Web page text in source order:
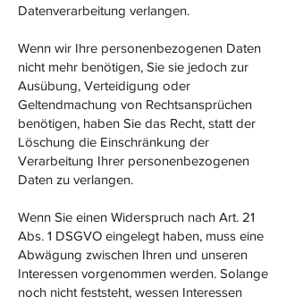
Datenverarbeitung verlangen.
Wenn wir Ihre personenbezogenen Daten
nicht mehr benötigen, Sie sie jedoch zur
Ausübung, Verteidigung oder
Geltendmachung von Rechtsansprüchen
benötigen, haben Sie das Recht, statt der
Löschung die Einschränkung der
Verarbeitung Ihrer personenbezogenen
Daten zu verlangen.
Wenn Sie einen Widerspruch nach Art. 21
Abs. 1 DSGVO eingelegt haben, muss eine
Abwägung zwischen Ihren und unseren
Interessen vorgenommen werden. Solange
noch nicht feststeht, wessen Interessen